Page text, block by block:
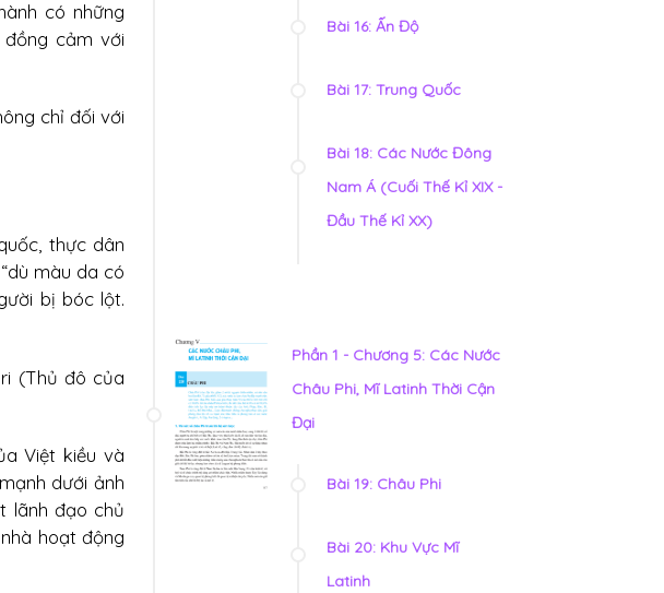
có những
cảm với
chỉ đối với
thực dân
màu da có
bị bóc lột.
(Thủ đô của
Việt kiều và
dưới ảnh
lãnh đạo chủ
hoạt động
Bài 16: Ấn Độ
Bài 17: Trung Quốc
Bài 18: Các Nước Đông
Nam Á (Cuối Thế Kỉ XIX -
Đầu Thế Kỉ XX)
Phần 1 - Chương 5: Các Nước
Châu Phi, Mĩ Latinh Thời Cận
Đại
Bài 19: Châu Phi
Bài 20: Khu Vực Mĩ
Latinh